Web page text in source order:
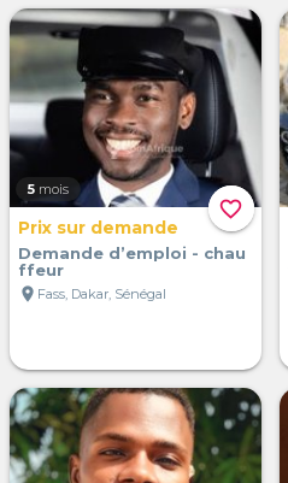
favorite_border
5 mois
Prix sur demande
Demande d’emploi - chau
ffeur
location_on Fass, Dakar, Sénégal